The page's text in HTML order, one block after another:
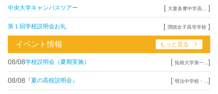
中央大学キャンパスツアー [ 大妻多摩中学高... ]
第１回学校説明会お礼 [ 潤徳女子高等学校 ]
イベント情報 もっと見る
08/08学校説明会（夏期実施） [ 拓殖大学第一... ]
08/08 『夏の高校説明会』 [ 明法中学校・... ]